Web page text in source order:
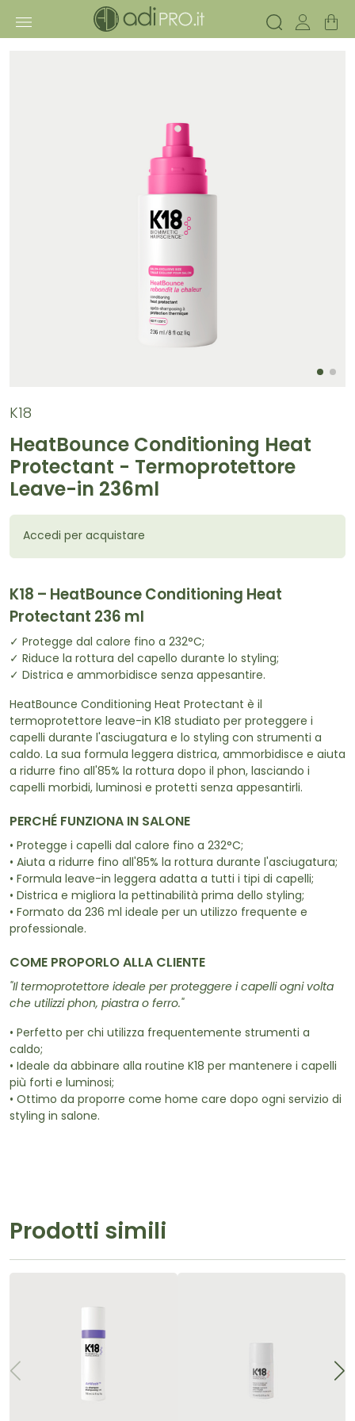
K18
HeatBounce Conditioning Heat
Protectant - Termoprotettore
Leave-in 236ml
Accedi per acquistare
K18 – HeatBounce Conditioning Heat
Protectant 236 ml
✓ Protegge dal calore fino a 232°C;
✓ Riduce la rottura del capello durante lo styling;
✓ Districa e ammorbidisce senza appesantire.
HeatBounce Conditioning Heat Protectant è il
termoprotettore leave-in K18 studiato per proteggere i
capelli durante l'asciugatura e lo styling con strumenti a
caldo. La sua formula leggera districa, ammorbidisce e aiuta
a ridurre fino all'85% la rottura dopo il phon, lasciando i
capelli morbidi, luminosi e protetti senza appesantirli.
PERCHÉ FUNZIONA IN SALONE
• Protegge i capelli dal calore fino a 232°C;
• Aiuta a ridurre fino all'85% la rottura durante l'asciugatura;
• Formula leave-in leggera adatta a tutti i tipi di capelli;
• Districa e migliora la pettinabilità prima dello styling;
• Formato da 236 ml ideale per un utilizzo frequente e
professionale.
COME PROPORLO ALLA CLIENTE
"Il termoprotettore ideale per proteggere i capelli ogni volta
che utilizzi phon, piastra o ferro."
• Perfetto per chi utilizza frequentemente strumenti a
caldo;
• Ideale da abbinare alla routine K18 per mantenere i capelli
più forti e luminosi;
• Ottimo da proporre come home care dopo ogni servizio di
styling in salone.
Prodotti simili